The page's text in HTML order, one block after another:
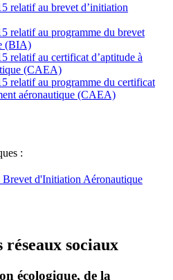
relatif au brevet d’initiation
relatif au programme du brevet
(BIA)
relatif au certificat d’aptitude à
(CAEA)
relatif au programme du certificat
aéronautique (CAEA)
:
Brevet d'Initiation Aéronautique
réseaux sociaux
écologique, de la